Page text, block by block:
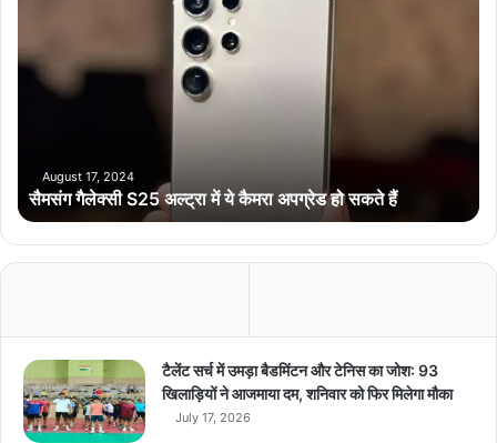
ग
अ
ल्ट्रा
म
रा
अ
प
ग्रे
August 17, 2024
सैमसंग गैलेक्सी S25 अल्ट्रा में ये कैमरा अपग्रेड हो सकते हैं
टैलेंट सर्च में उमड़ा बैडमिंटन और टेनिस का जोश: 93
खिलाड़ियों ने आजमाया दम, शनिवार को फिर मिलेगा मौका
July 17, 2026